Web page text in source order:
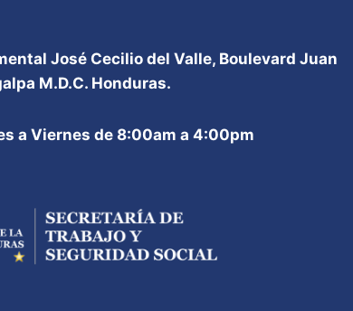
José Cecilio del Valle, Boulevard Juan
M.D.C. Honduras.
a Viernes de 8:00am a 4:00pm